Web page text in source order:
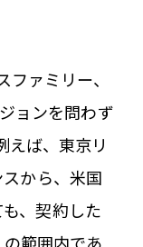
ァミリー、
ョンを問わず
えば、東京リ
から、米国
、契約した